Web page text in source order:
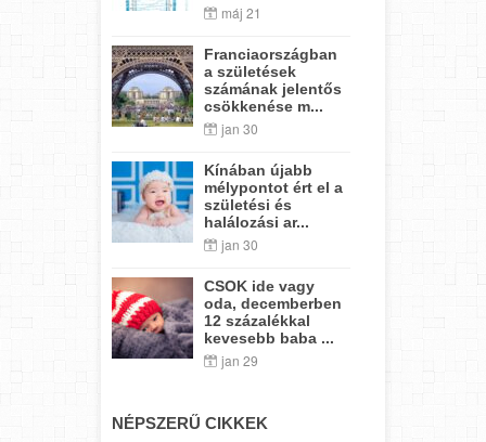
máj 21
Franciaországban
a születések
számának jelentős
csökkenése m...
jan 30
Kínában újabb
mélypontot ért el a
születési és
halálozási ar...
jan 30
CSOK ide vagy
oda, decemberben
12 százalékkal
kevesebb baba ...
jan 29
NÉPSZERŰ CIKKEK